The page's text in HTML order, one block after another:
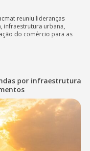
reuniu lideranças
infraestrutura urbana,
do comércio para as
por infraestrutura